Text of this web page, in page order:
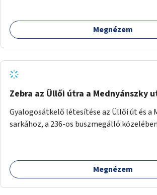
Megnézem
Zebra az Üllői útra a Mednyánszky
Gyalogosátkelő létesítése az Üllői út és a
sarkához, a 236-os buszmegálló
Megnézem